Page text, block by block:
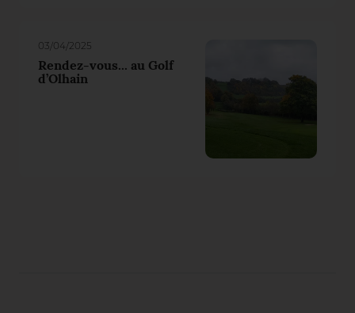
03/04/2025
Rendez-vous... au Golf
d’Olhain